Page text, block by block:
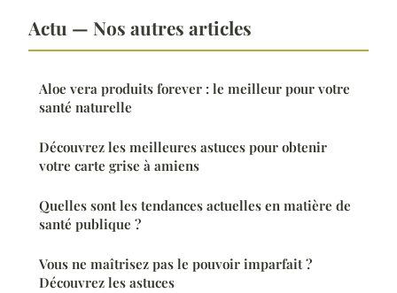
Actu — Nos autres articles
Aloe vera produits forever : le meilleur pour votre
santé naturelle
Découvrez les meilleures astuces pour obtenir
votre carte grise à amiens
Quelles sont les tendances actuelles en matière de
santé publique ?
Vous ne maîtrisez pas le pouvoir imparfait ?
Découvrez les astuces